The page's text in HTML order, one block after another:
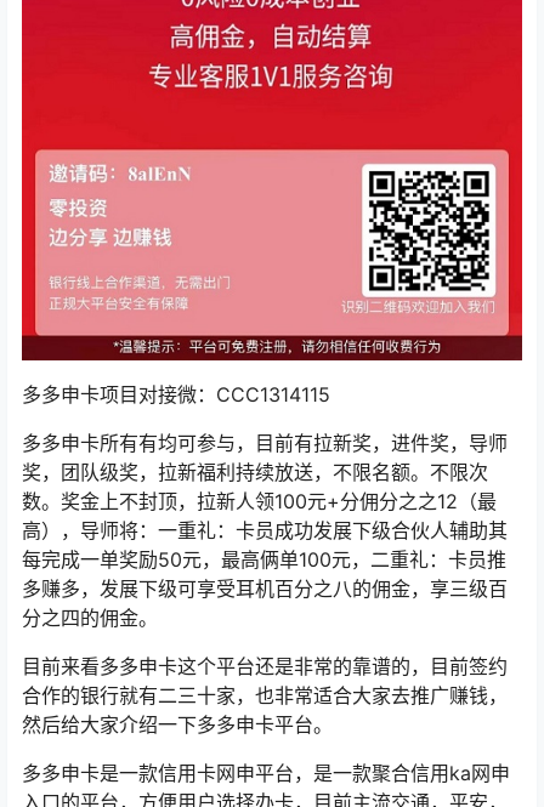
多多申卡项目对接微：CCC1314115
多多申卡所有有均可参与，目前有拉新奖，进件奖，导师
奖，团队级奖，拉新福利持续放送，不限名额。不限次
数。奖金上不封顶，拉新人领100元+分佣分之之12（最
高），导师将：一重礼：卡员成功发展下级合伙人辅助其
每完成一单奖励50元，最高俩单100元，二重礼：卡员推
多赚多，发展下级可享受耳机百分之八的佣金，享三级百
分之四的佣金。
目前来看多多申卡这个平台还是非常的靠谱的，目前签约
合作的银行就有二三十家，也非常适合大家去推广赚钱，
然后给大家介绍一下多多申卡平台。
多多申卡是一款信用卡网申平台，是一款聚合信用ka网申